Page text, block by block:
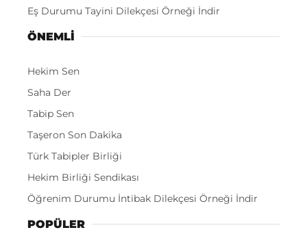
Eş Durumu Tayini Dilekçesi Örneği İndir
ÖNEMLI
Hekim Sen
Saha Der
Tabip Sen
Taşeron Son Dakika
Türk Tabipler Birliği
Hekim Birliği Sendikası
Öğrenim Durumu İntibak Dilekçesi Örneği İndir
POPÜLER